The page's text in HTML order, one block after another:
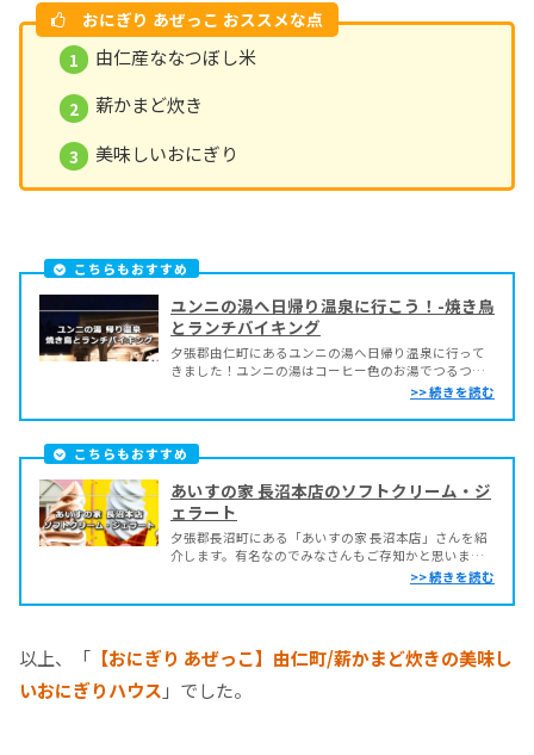
おにぎり あぜっこ おススメな点
由仁産ななつぼし米
薪かまど炊き
美味しいおにぎり
こちらもおすすめ
ユンニの湯へ日帰り温泉に行こう！-焼き鳥
とランチバイキング
夕張郡由仁町にあるユンニの湯へ日帰り温泉に行って
きました！ユンニの湯はコーヒー色のお湯でつるつる
の肌になり、私の中では日帰り温泉ベスト3に入るくら
で、実はもう何十回も行ってるんですよー...
こちらもおすすめ
あいすの家 長沼本店のソフトクリーム・ジ
ェラート
夕張郡長沼町にある「あいすの家 長沼本店」さんを紹
介します。有名なのでみなさんもご存知かと思います
が、ソフトクリーム・ジェラートをはじめ、クレー
で是非行ってみてください。...
以上、「 【おにぎり あぜっこ】由仁町/薪かまど炊きの美味し
いおにぎりハウス 」でした。